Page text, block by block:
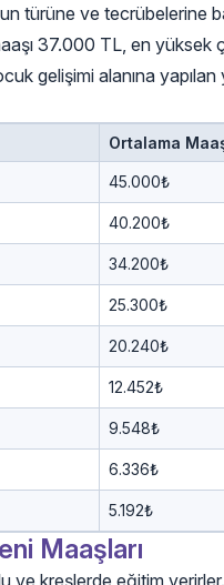
türüne ve tecrübelerine
37.000 TL, en yüksek
gelişimi alanına
Ortalama
45.000₺
40.200₺
34.200₺
25.300₺
20.240₺
12.452₺
9.548₺
6.336₺
5.192₺
Maaşları
kreşlerde eğitim